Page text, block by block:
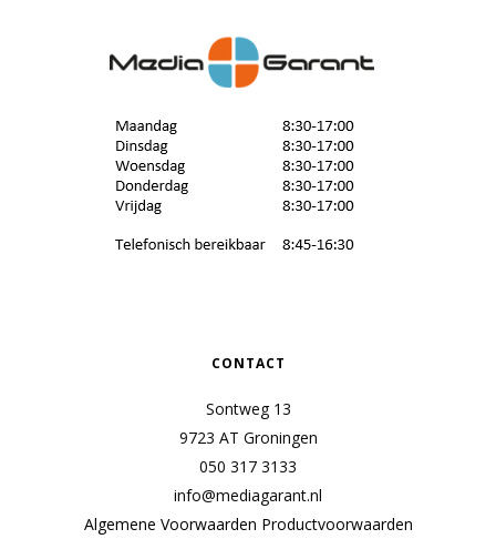
CONTACT
Sontweg 13
9723 AT Groningen
050 317 3133
info@mediagarant.nl
Algemene Voorwaarden Productvoorwaarden